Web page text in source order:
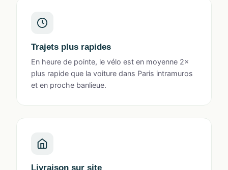
Trajets plus rapides
En heure de pointe, le vélo est en moyenne 2×
plus rapide que la voiture dans Paris intramuros
et en proche banlieue.
Livraison sur site